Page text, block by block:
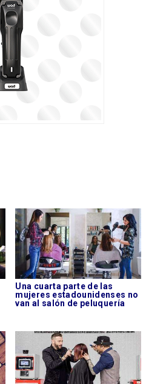
Una cuarta parte de las
mujeres estadounidenses no
van al salón de peluquería